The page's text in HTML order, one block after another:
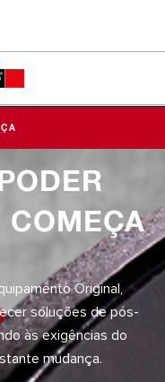
COMEÇA
Original,
soluções de pós-
às exigências do
mudança.